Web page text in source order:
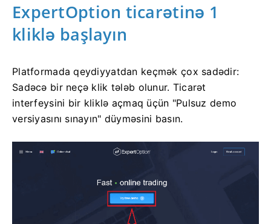
ExpertOption ticarətinə 1
kliklə başlayın
Platformada qeydiyyatdan keçmək çox sadədir:
Sadəcə bir neçə klik tələb olunur. Ticarət
interfeysini bir kliklə açmaq üçün "Pulsuz demo
versiyasını sınayın" düyməsini basın.